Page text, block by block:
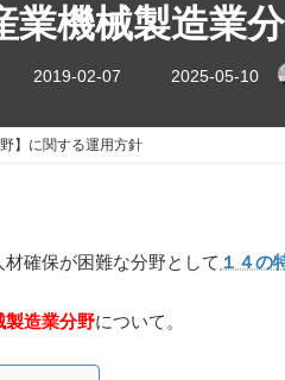
業機械製造業
2019-02-07
最
終
日
2025-05-10
】に関する運用方針
確保が困難な分野として １４の
製造業分野について。